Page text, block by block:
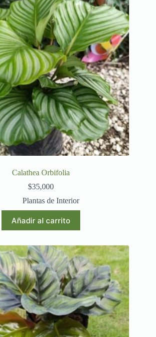
Calathea Orbifolia
$35,000
Plantas de Interior
Añadir al carrito